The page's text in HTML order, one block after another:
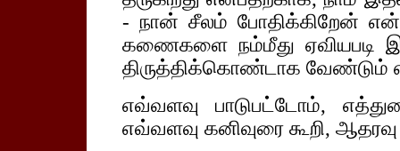
- நான் சீலம் போதிக்கிறேன்
கணைகளை நம்மீது ஏவியபடி
திருத்திக்கொண்டாக வேண்டும்
எவ்வளவு பாடுபட்டோம்,
எவ்வளவு கனிவுரை கூறி,